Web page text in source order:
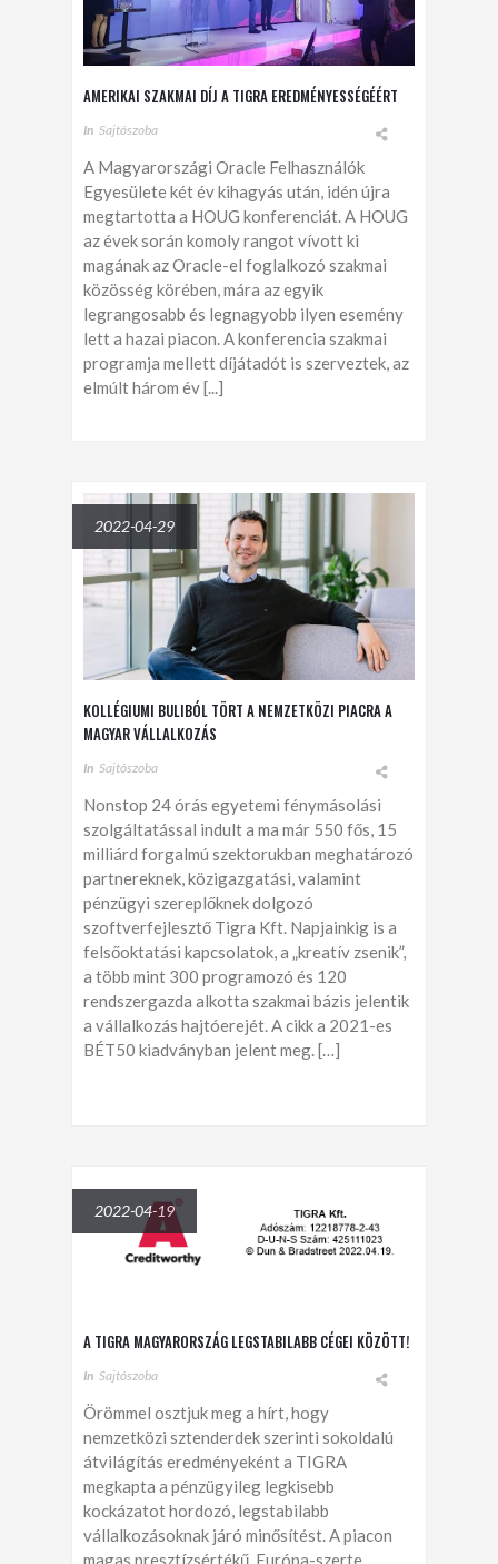
AMERIKAI SZAKMAI DÍJ A TIGRA EREDMÉNYESSÉGÉÉRT
In Sajtószoba
A Magyarországi Oracle Felhasználók
Egyesülete két év kihagyás után, idén újra
megtartotta a HOUG konferenciát. A HOUG
az évek során komoly rangot vívott ki
magának az Oracle-el foglalkozó szakmai
közösség körében, mára az egyik
legrangosabb és legnagyobb ilyen esemény
lett a hazai piacon. A konferencia szakmai
programja mellett díjátadót is szerveztek, az
elmúlt három év [...]
2022-04-29
KOLLÉGIUMI BULIBÓL TÖRT A NEMZETKÖZI PIACRA A
MAGYAR VÁLLALKOZÁS
In Sajtószoba
Nonstop 24 órás egyetemi fénymásolási
szolgáltatással indult a ma már 550 fős, 15
milliárd forgalmú szektorukban meghatározó
partnereknek, közigazgatási, valamint
pénzügyi szereplőknek dolgozó
szoftverfejlesztő Tigra Kft. Napjainkig is a
felsőoktatási kapcsolatok, a „kreatív zsenik”,
a több mint 300 programozó és 120
rendszergazda alkotta szakmai bázis jelentik
a vállalkozás hajtóerejét. A cikk a 2021-es
BÉT50 kiadványban jelent meg. […]
2022-04-19
A TIGRA MAGYARORSZÁG LEGSTABILABB CÉGEI KÖZÖTT!
In Sajtószoba
Örömmel osztjuk meg a hírt, hogy
nemzetközi sztenderdek szerinti sokoldalú
átvilágítás eredményeként a TIGRA
megkapta a pénzügyileg legkisebb
kockázatot hordozó, legstabilabb
vállalkozásoknak járó minősítést. A piacon
magas presztízsértékű, Európa-szerte